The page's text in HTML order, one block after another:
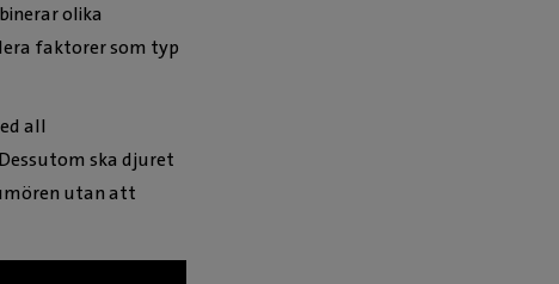
olika
faktorer som typ
all
ska djuret
utan att